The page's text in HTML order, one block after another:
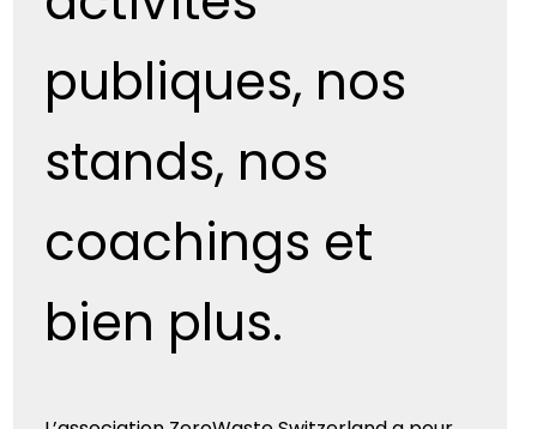
publiques, nos
stands, nos
coachings et
bien plus.